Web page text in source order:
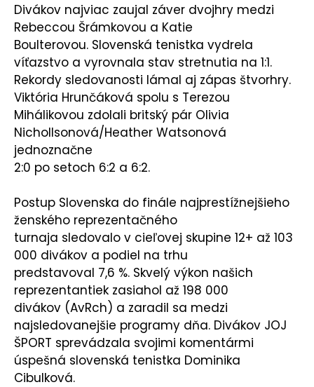
Divákov najviac zaujal záver dvojhry medzi
Rebeccou Šrámkovou a Katie
Boulterovou. Slovenská tenistka vydrela
víťazstvo a vyrovnala stav stretnutia na 1:1.
Rekordy sledovanosti lámal aj zápas štvorhry.
Viktória Hrunčáková spolu s Terezou
Mihálikovou zdolali britský pár Olivia
Nichollsonová/Heather Watsonová
jednoznačne
2:0 po setoch 6:2 a 6:2.
Postup Slovenska do finále najprestížnejšieho
ženského reprezentačného
turnaja sledovalo v cieľovej skupine 12+ až 103
000 divákov a podiel na trhu
predstavoval 7,6 %. Skvelý výkon našich
reprezentantiek zasiahol až 198 000
divákov (AvRch) a zaradil sa medzi
najsledovanejšie programy dňa. Divákov JOJ
ŠPORT sprevádzala svojimi komentármi
úspešná slovenská tenistka Dominika
Cibulková.